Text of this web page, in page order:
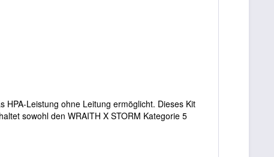
HPA-Leistung ohne Leitung ermöglicht. Dieses Kit
sowohl den WRAITH X STORM Kategorie 5